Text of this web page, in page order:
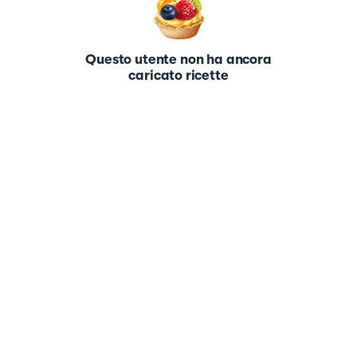
Questo utente non ha ancora
caricato ricette